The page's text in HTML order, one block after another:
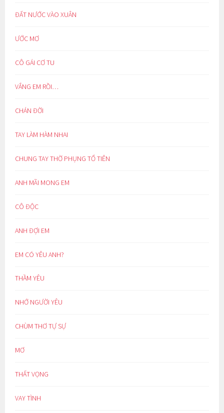
ĐẤT NƯỚC VÀO XUÂN
ƯỚC MƠ
CÔ GÁI CƠ TU
VẮNG EM RỒI…
CHÁN ĐỜI
TAY LÀM HÀM NHAI
CHUNG TAY THỜ PHỤNG TỔ TIÊN
ANH MÃI MONG EM
CÔ ĐỘC
ANH ĐỢI EM
EM CÓ YÊU ANH?
THẦM YÊU
NHỚ NGƯỜI YÊU
CHÙM THƠ TỰ SỰ
MƠ
THẤT VỌNG
VAY TÌNH